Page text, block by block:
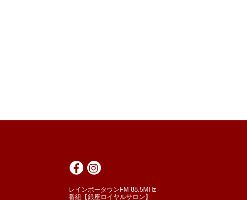
レインボータウンFM 88.5MHz
番組【銀座ロイヤルサロン】